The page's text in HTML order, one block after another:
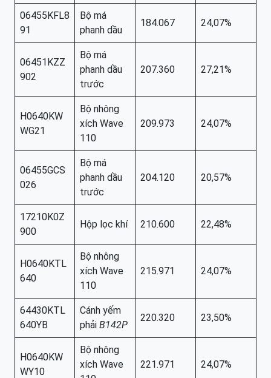
06455KFL8
91
Bộ má
phanh dầu
184.067 24,07%
06451KZZ
902
Bộ má
phanh dầu
trước
207.360 27,21%
H0640KW
WG21
Bộ nhông
xích Wave
110
209.973 24,07%
06455GCS
026
Bộ má
phanh dầu
trước
204.120 20,57%
17210K0Z
900
Hộp lọc khí 210.600 22,48%
H0640KTL
640
Bộ nhông
xích Wave
110
215.971 24,07%
64430KTL
640YB
Cánh yếm
phải B142P
220.320 23,50%
H0640KW
WY10
Bộ nhông
xích Wave
221.971 24,07%